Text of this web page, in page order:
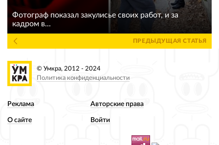
Фотограф показал закулисье своих работ, и за
кадром в...
ПРЕДЫДУЩАЯ СТАТЬЯ
Реклама Авторские права
О сайте Войти
© Умкра, 2012 - 2024
Политика конфиденциальности